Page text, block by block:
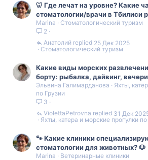
🦷 Где лечат на уровне? Какие
стоматологии/врачи в Тбилиси
Marina
Стоматологический туризм
2
Стоматологический туризм
25 Дек 2025
Анатолий
Какие виды морских
борту: рыбалка, дайвинг,
Эльвина Галимарданова
Яхты,
по Грузии
3
Яхты, катера и морские прогулки по
31 Дек
ViolettaPetrovna
🐾 Какие клиники
стоматологии для животных? 🐶
Marina
Ветеринарные клиники